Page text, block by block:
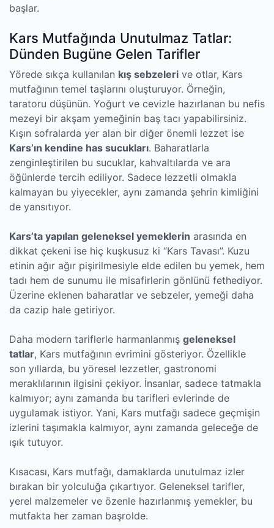
başlar.
Kars Mutfağında Unutulmaz Tatlar:
Dünden Bugüne Gelen Tarifler
Yörede sıkça kullanılan kış sebzeleri ve otlar, Kars
mutfağının temel taşlarını oluşturuyor. Örneğin,
taratoru düşünün. Yoğurt ve cevizle hazırlanan bu nefis
mezeyi bir akşam yemeğinin baş tacı yapabilirsiniz.
Kışın sofralarda yer alan bir diğer önemli lezzet ise
Kars’ın kendine has sucukları. Baharatlarla
zenginleştirilen bu sucuklar, kahvaltılarda ve ara
öğünlerde tercih ediliyor. Sadece lezzetli olmakla
kalmayan bu yiyecekler, aynı zamanda şehrin kimliğini
de yansıtıyor.
Kars’ta yapılan geleneksel yemeklerin arasında en
dikkat çekeni ise hiç kuşkusuz ki “Kars Tavası”. Kuzu
etinin ağır ağır pişirilmesiyle elde edilen bu yemek, hem
tadı hem de sunumu ile misafirlerin gönlünü fethediyor.
Üzerine eklenen baharatlar ve sebzeler, yemeği daha
da cazip hale getiriyor.
Daha modern tariflerle harmanlanmış geleneksel
tatlar, Kars mutfağının evrimini gösteriyor. Özellikle
son yıllarda, bu yöresel lezzetler, gastronomi
meraklılarının ilgisini çekiyor. İnsanlar, sadece tatmakla
kalmıyor; aynı zamanda bu tarifleri evlerinde de
uygulamak istiyor. Yani, Kars mutfağı sadece geçmişin
izlerini taşımakla kalmıyor, aynı zamanda geleceğe de
ışık tutuyor.
Kısacası, Kars mutfağı, damaklarda unutulmaz izler
bırakan bir yolculuğa çıkartıyor. Geleneksel tarifler,
yerel malzemeler ve özenle hazırlanmış yemekler, bu
mutfakta her zaman başrolde.